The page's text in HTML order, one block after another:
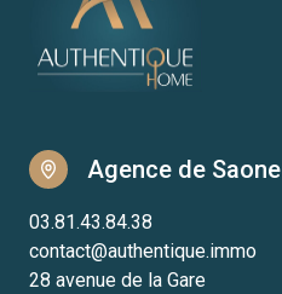
Agence de Saone
03.81.43.84.38
contact@authentique.immo
28 avenue de la Gare